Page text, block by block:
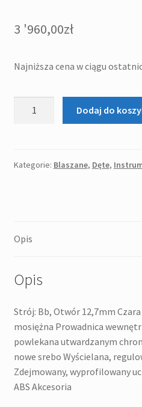
3 '960,00zł
Najniższa cena w ciągu
A
Dodaj do
Kategorie: Blaszane, Dęte,
Opis
Opis
Strój: Bb, Otwór 12,7mm
mosiężna Prowadnica
powlekana utwardzanym
nowe srebo Wyścielana,
Zdejmowany, wyprofilowany
ABS Akcesoria